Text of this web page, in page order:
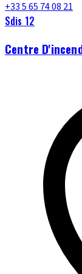
+33 5 65 74 08 21
Sdis 12
Centre